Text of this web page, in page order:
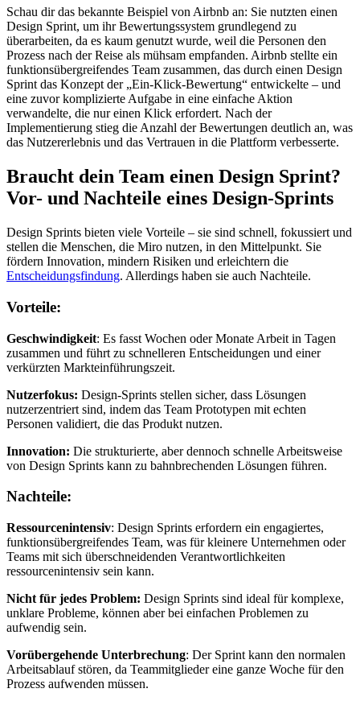
Schau dir das bekannte Beispiel von Airbnb an: Sie nutzten einen
Design Sprint, um ihr Bewertungssystem grundlegend zu
überarbeiten, da es kaum genutzt wurde, weil die Personen den
Prozess nach der Reise als mühsam empfanden. Airbnb stellte ein
funktionsübergreifendes Team zusammen, das durch einen Design
Sprint das Konzept der „Ein-Klick-Bewertung“ entwickelte – und
eine zuvor komplizierte Aufgabe in eine einfache Aktion
verwandelte, die nur einen Klick erfordert. Nach der
Implementierung stieg die Anzahl der Bewertungen deutlich an, was
das Nutzererlebnis und das Vertrauen in die Plattform verbesserte.
Braucht dein Team einen Design Sprint?
Vor- und Nachteile eines Design-Sprints
Design Sprints bieten viele Vorteile – sie sind schnell, fokussiert und
stellen die Menschen, die Miro nutzen, in den Mittelpunkt. Sie
fördern Innovation, mindern Risiken und erleichtern die
Entscheidungsfindung. Allerdings haben sie auch Nachteile.
Vorteile:
Geschwindigkeit: Es fasst Wochen oder Monate Arbeit in Tagen
zusammen und führt zu schnelleren Entscheidungen und einer
verkürzten Markteinführungszeit.
Nutzerfokus: Design-Sprints stellen sicher, dass Lösungen
nutzerzentriert sind, indem das Team Prototypen mit echten
Personen validiert, die das Produkt nutzen.
Innovation: Die strukturierte, aber dennoch schnelle Arbeitsweise
von Design Sprints kann zu bahnbrechenden Lösungen führen.
Nachteile:
Ressourcenintensiv: Design Sprints erfordern ein engagiertes,
funktionsübergreifendes Team, was für kleinere Unternehmen oder
Teams mit sich überschneidenden Verantwortlichkeiten
ressourcenintensiv sein kann.
Nicht für jedes Problem: Design Sprints sind ideal für komplexe,
unklare Probleme, können aber bei einfachen Problemen zu
aufwendig sein.
Vorübergehende Unterbrechung: Der Sprint kann den normalen
Arbeitsablauf stören, da Teammitglieder eine ganze Woche für den
Prozess aufwenden müssen.